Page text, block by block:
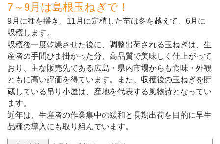
7～9月は島根玉ねぎで！
9月に種を播き、11月に定植した苗は冬を越えて、6月に
収穫します。
収穫後一度乾燥させた後に、調整出荷される玉ねぎは、生
産者の手間ひま掛かった分、高品質で美味しく仕上がって
おり、主な販売先である広島・県内市場からも食味・外観
ともに高い評価を得ています。また、収穫後の玉ねぎを貯
蔵している吊り小屋は、産地を代表する風物詩となってい
ます。
近年は、生産者の作業集中の緩和と長期出荷を目的に早生
品種の導入にも取り組んでいます。